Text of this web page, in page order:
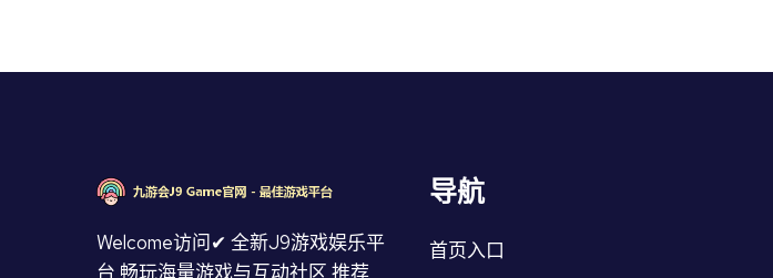
Welcome访问✔ 全新J9游戏娱乐平
台,畅玩海量游戏与互动社区,推荐
导航
首页入口